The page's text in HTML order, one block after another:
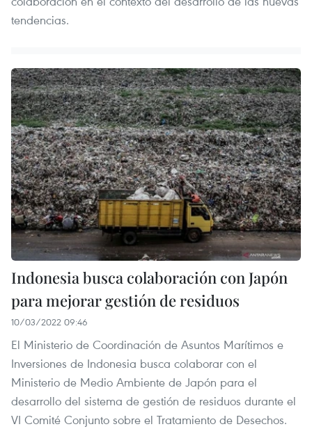
tendencias.
Indonesia busca colaboración con Japón
para mejorar gestión de residuos
10/03/2022 09:46
El Ministerio de Coordinación de Asuntos Marítimos e
Inversiones de Indonesia busca colaborar con el
Ministerio de Medio Ambiente de Japón para el
desarrollo del sistema de gestión de residuos durante el
VI Comité Conjunto sobre el Tratamiento de Desechos.